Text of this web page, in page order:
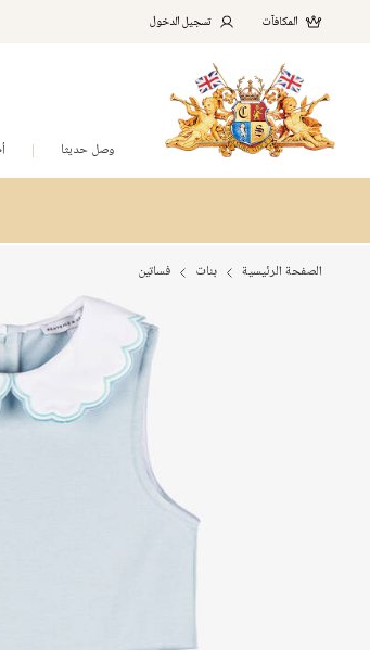
المكافآت تسجيل الدخول
وصل حديثا
الصفحة الرئيسية بنات فساتين